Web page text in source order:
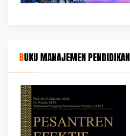
BUKU MANAJEMEN PENDIDIKAN